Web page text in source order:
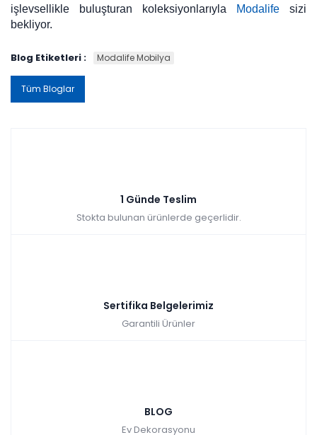
işlevsellikle buluşturan koleksiyonlarıyla
Modalife sizi
bekliyor.
Blog Etiketleri : Modalife Mobilya
Tüm Bloglar
1 Günde Teslim
Stokta bulunan ürünlerde geçerlidir.
Sertifika Belgelerimiz
Garantili Ürünler
BLOG
Ev Dekorasyonu